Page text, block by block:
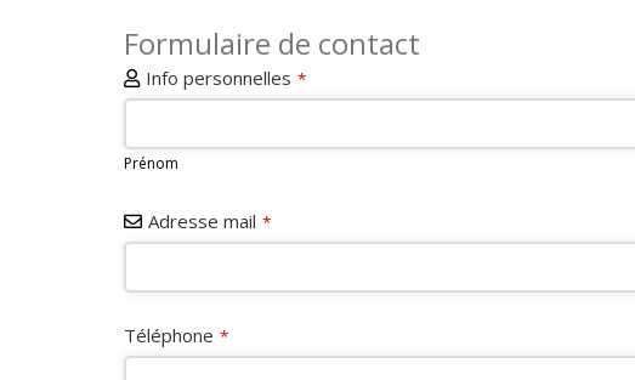
Formulaire de contact
Info personnelles *
Prénom
Adresse mail *
Téléphone *